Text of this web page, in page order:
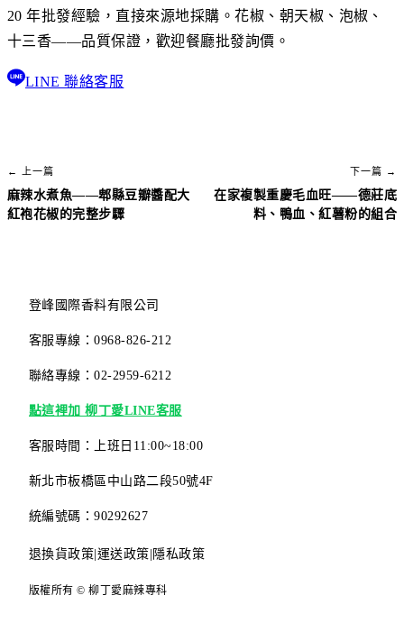
20 年批發經驗，直接來源地採購。花椒、朝天椒、泡椒、
十三香——品質保證，歡迎餐廳批發詢價。
LINE 聯絡客服
← 上一篇
麻辣水煮魚——郫縣豆瓣醬配大
紅袍花椒的完整步驟
下一篇 →
在家複製重慶毛血旺——德莊底
料、鴨血、紅薯粉的組合
登峰國際香料有限公司
客服專線：0968-826-212
聯絡專線：02-2959-6212
點這裡加 柳丁愛LINE客服
客服時間：上班日11:00~18:00
新北市板橋區中山路二段50號4F
統編號碼：90292627
退換貨政策 運送政策 隱私政策
版權所有 © 柳丁愛麻辣專科